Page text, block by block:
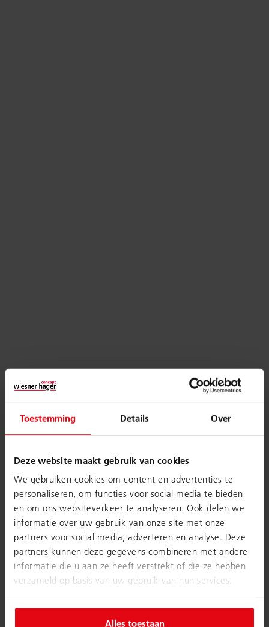
Toestemming Details Over
Deze website maakt gebruik van cookies
We gebruiken cookies om content en advertenties te
personaliseren, om functies voor social media te bieden
en om ons websiteverkeer te analyseren. Ook delen we
informatie over uw gebruik van onze site met onze
partners voor social media, adverteren en analyse. Deze
partners kunnen deze gegevens combineren met andere
informatie die u aan ze heeft verstrekt of die ze hebben
verzameld op basis van uw gebruik van hun services.
Alles toestaan